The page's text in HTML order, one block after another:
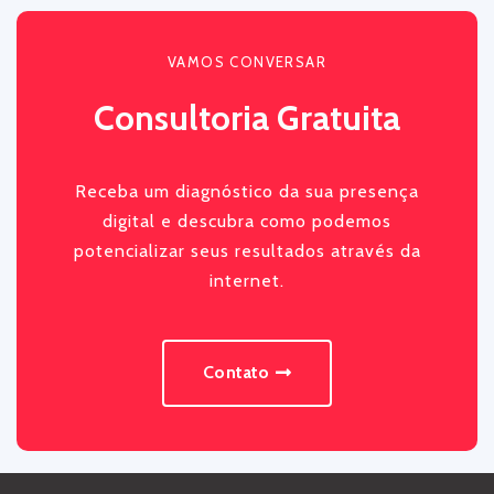
VAMOS CONVERSAR
Consultoria Gratuita
Receba um diagnóstico da sua presença
digital e descubra como podemos
potencializar seus resultados através da
internet.
Contato